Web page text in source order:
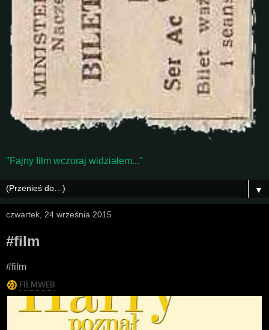
"Fajny film wczoraj widziałem..."
▼
czwartek, 24 września 2015
#film
#film